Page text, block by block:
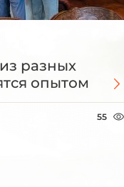
разных
опытом
55